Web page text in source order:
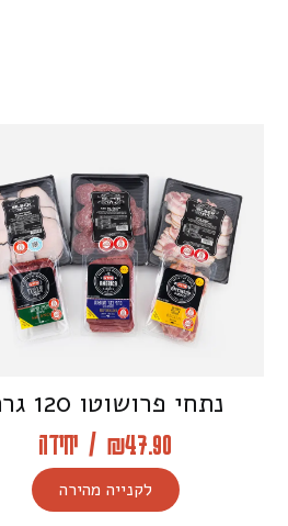
נתחי פרושוטו 120 גרם
₪47.90
/ יחידה
לקנייה מהירה